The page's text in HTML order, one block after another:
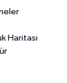
Haritası